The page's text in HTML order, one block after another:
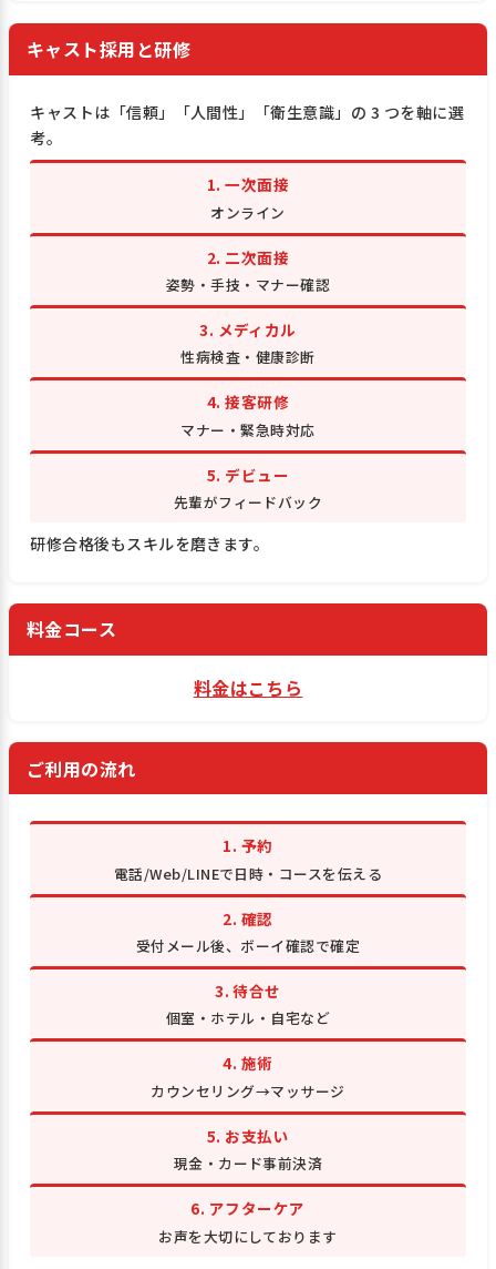
キャスト採用と研修
キャストは「信頼」「人間性」「衛生意識」の 3 つを軸に選
考。
1. 一次面接
オンライン
2. 二次面接
姿勢・手技・マナー確認
3. メディカル
性病検査・健康診断
4. 接客研修
マナー・緊急時対応
5. デビュー
先輩がフィードバック
研修合格後もスキルを磨きます。
料金コース
料金はこちら
ご利用の流れ
1. 予約
電話/Web/LINEで日時・コースを伝える
2. 確認
受付メール後、ボーイ確認で確定
3. 待合せ
個室・ホテル・自宅など
4. 施術
カウンセリング→マッサージ
5. お支払い
現金・カード事前決済
6. アフターケア
お声を大切にしております